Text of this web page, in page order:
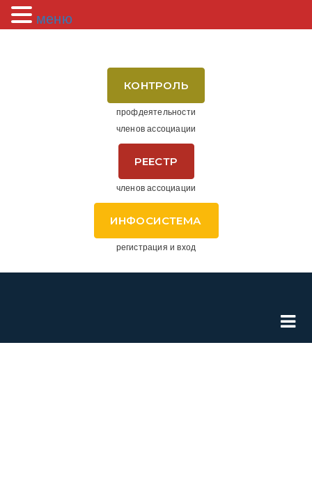
КОНТРОЛЬ
профдеятельности
членов ассоциации
РЕЕСТР
членов ассоциации
ИНФОСИСТЕМА
регистрация и вход
меню